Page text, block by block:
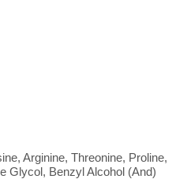
Arginine, Threonine, Proline,
Glycol, Benzyl Alcohol (And)